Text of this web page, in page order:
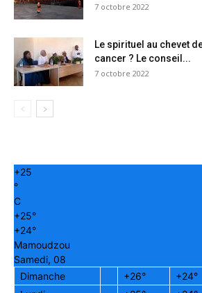
7 octobre 2022
Le spirituel au chevet
cancer ? Le conseil...
7 octobre 2022
+25
°
C
+25°
+24°
Mamoudzou
Samedi, 08
Dimanche
+26° +24°